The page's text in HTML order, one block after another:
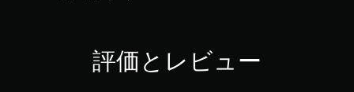
評価とレビュー